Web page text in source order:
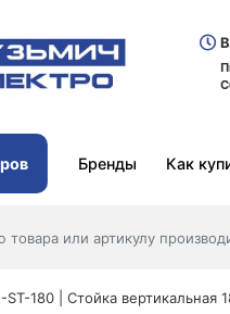
Бренды Как
ST-180 | Стойка вертикальная